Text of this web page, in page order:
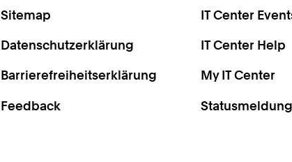
Sitemap
Datenschutzerklärung
Barrierefreiheitserklärung
Feedback
IT Center
IT Center Help
My IT Center